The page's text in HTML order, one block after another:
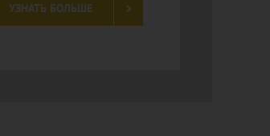
УЗНАТЬ БОЛЬШЕ